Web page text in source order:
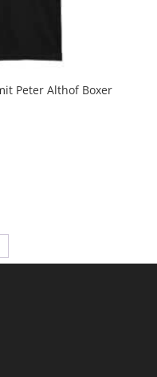
Peter Althof Boxer